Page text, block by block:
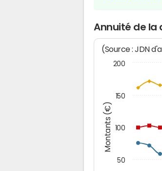
Annuité de la
Montants (€)
(Source : JDN
50
100
150
200